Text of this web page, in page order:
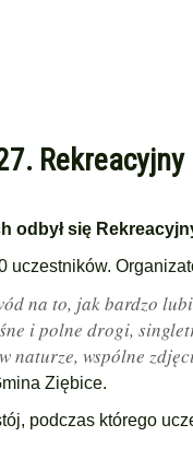
odbył się
uczestników.
na to, jak bardzo
i polne drogi,
naturze, wspólne
Ziębice.
podczas którego